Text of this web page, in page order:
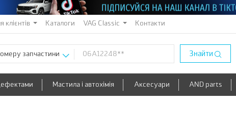
клієнтів Каталоги VAG Classic Контакти
запчастини Знайти
Мастила і автохімія Аксесуари AND parts